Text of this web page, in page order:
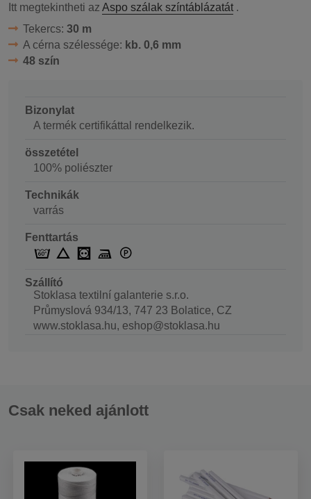
Itt megtekintheti az Aspo szálak színtáblázatát .
Tekercs: 30 m
A cérna szélessége: kb. 0,6 mm
48 szín
Bizonylat
A termék certifikáttal rendelkezik.
összetétel
100% poliészter
Technikák
varrás
Fenttartás
Szállító
Stoklasa textilní galanterie s.r.o.
Průmyslová 934/13, 747 23 Bolatice, CZ
www.stoklasa.hu, eshop@stoklasa.hu
Csak neked ajánlott